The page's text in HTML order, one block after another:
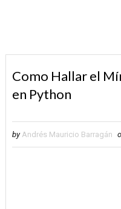
Como Hallar el
en Python
by Andrés Mauricio Barragán